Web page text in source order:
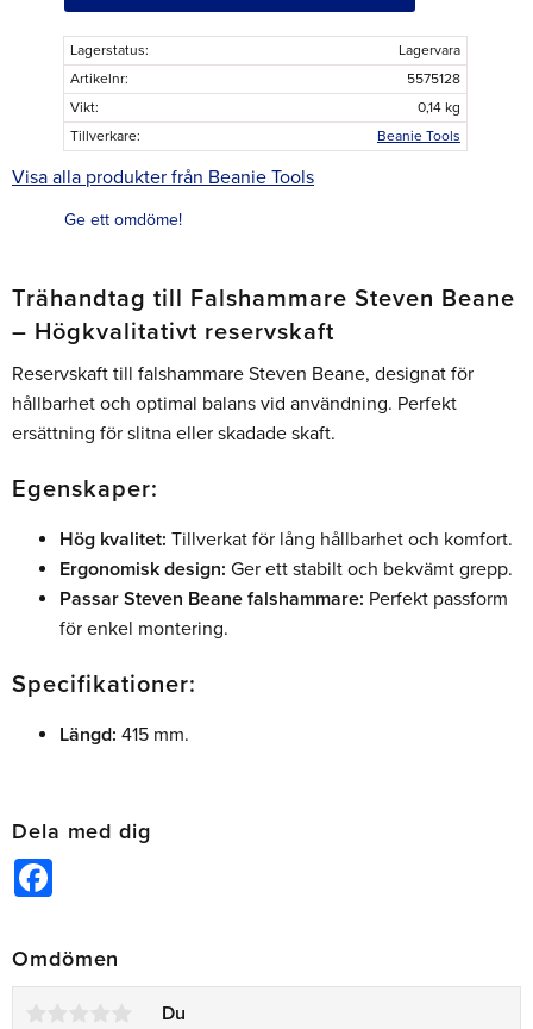
Lagerstatus
Lagervara
Artikelnr
5575128
Vikt
0,14 kg
Tillverkare
Beanie Tools
Visa alla produkter från Beanie Tools
Ge ett omdöme!
Trähandtag till Falshammare Steven Beane
– Högkvalitativt reservskaft
Reservskaft till falshammare Steven Beane, designat för
hållbarhet och optimal balans vid användning. Perfekt
ersättning för slitna eller skadade skaft.
Egenskaper:
Hög kvalitet: Tillverkat för lång hållbarhet och komfort.
Ergonomisk design: Ger ett stabilt och bekvämt grepp.
Passar Steven Beane falshammare: Perfekt passform
för enkel montering.
Specifikationer:
Längd: 415 mm.
Dela med dig
Omdömen
Du